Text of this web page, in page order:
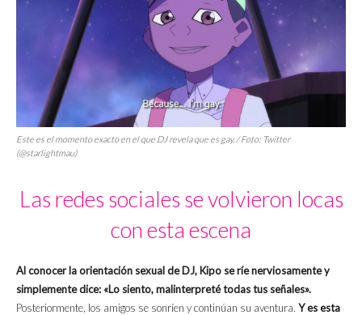
Este es el momento exacto en el que DJ revela que es gay. / Foto: Twitter
(@starlightmau)
Las redes sociales se volvieron locas
con esta escena
Al conocer la orientación sexual de DJ, Kipo se ríe nerviosamente y
simplemente dice: «Lo siento, malinterpreté todas tus señales».
Posteriormente, los amigos se sonríen y continúan su aventura. Y es esta